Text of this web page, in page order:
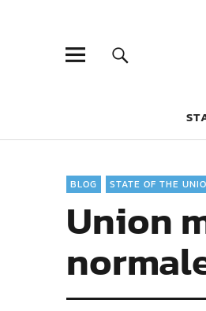
BLOG STATE OF THE
Union